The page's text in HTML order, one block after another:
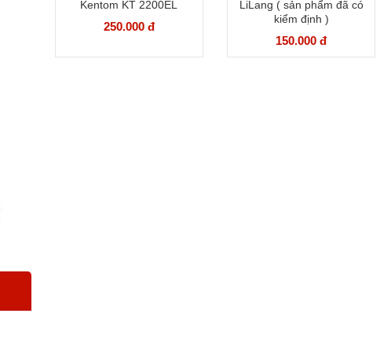
Kentom KT 2200EL
250.000 đ
LiLang ( sản phẩm đã có
kiểm định )
150.000 đ